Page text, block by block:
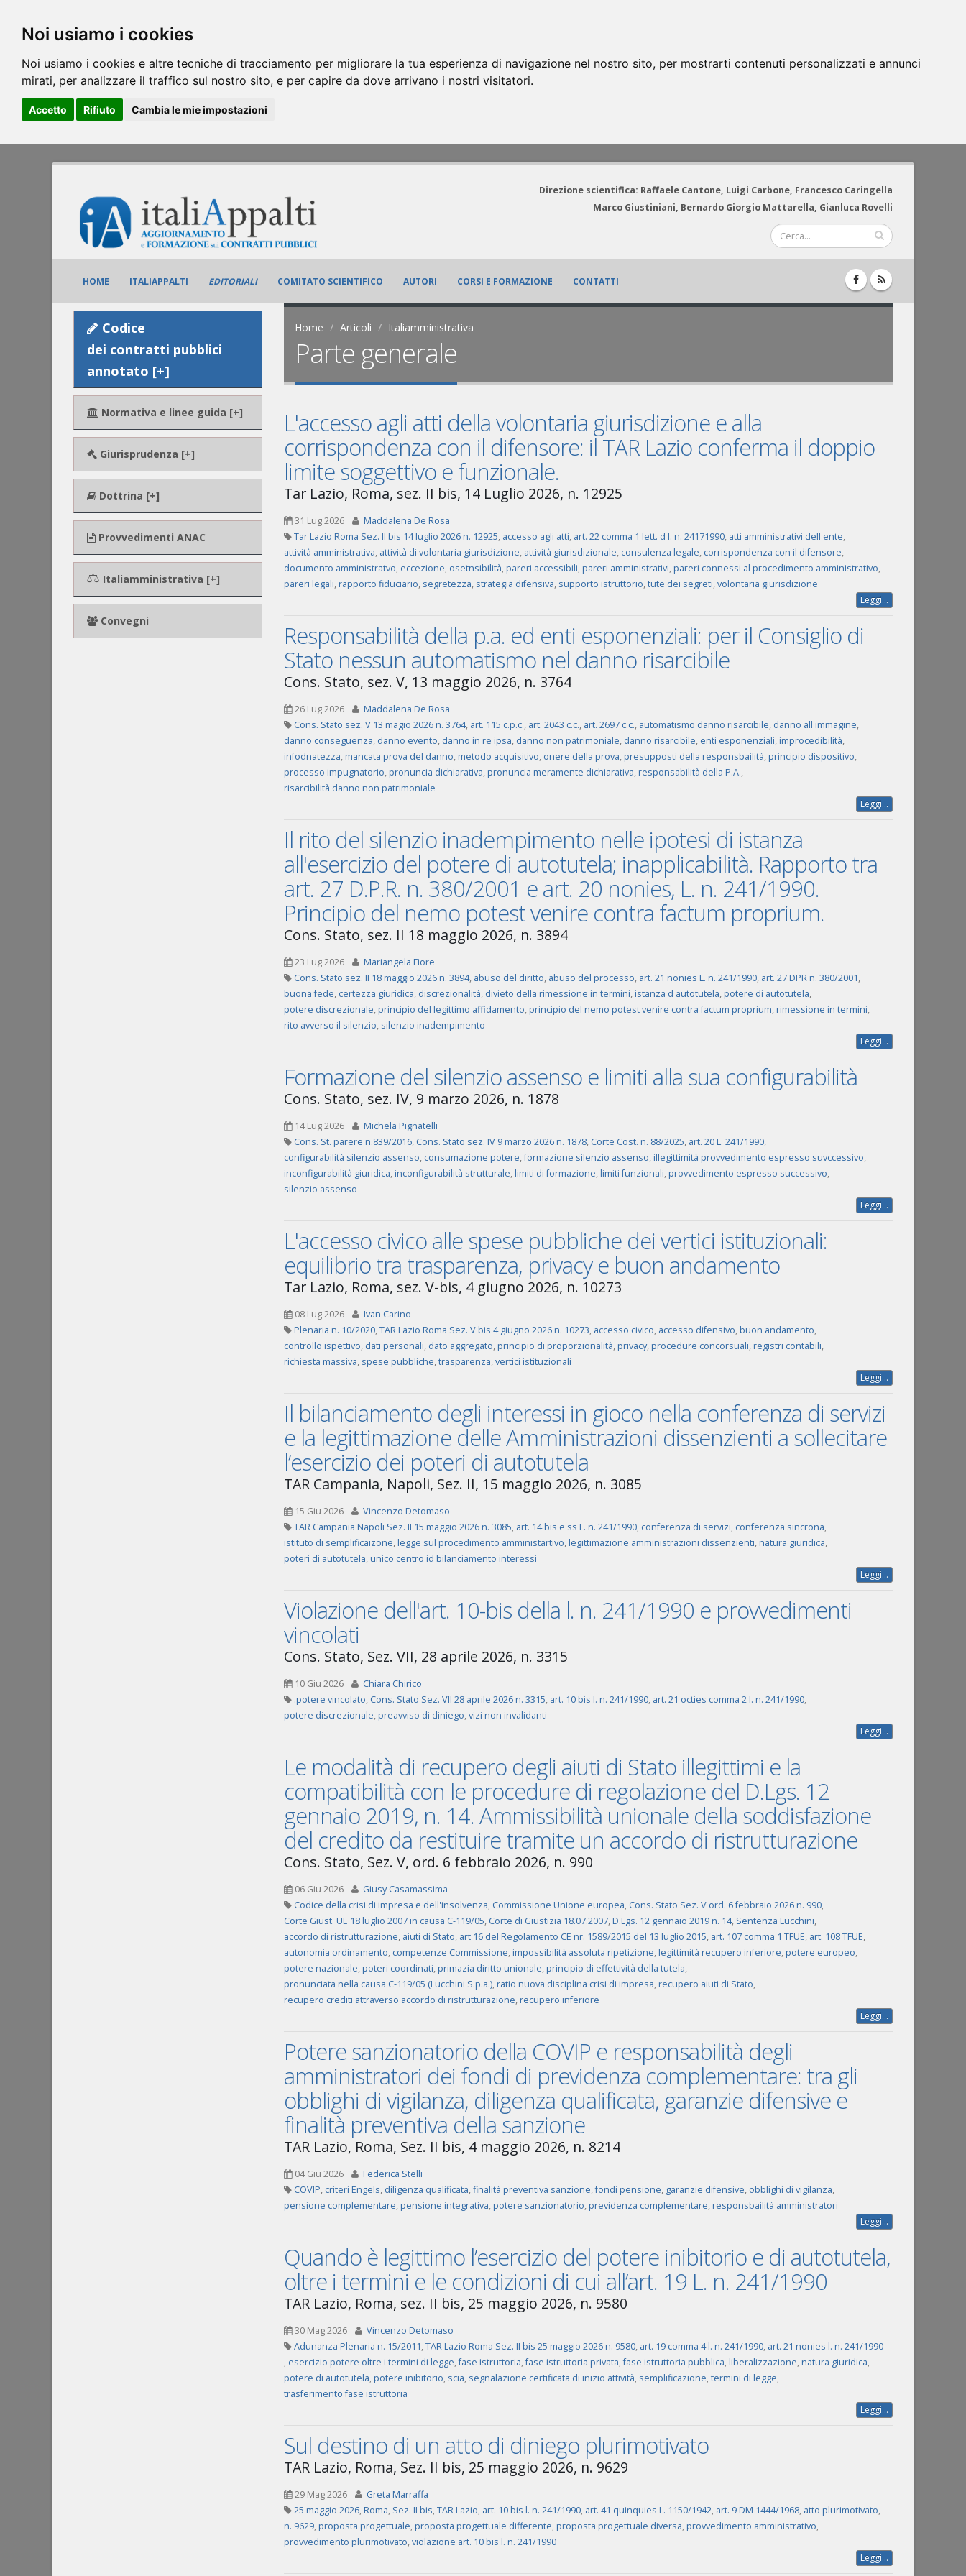
Noi usiamo i cookies
Noi usiamo i cookies e altre tecniche di tracciamento per migliorare la tua esperienza di navigazione nel nostro sito, per mostrarti contenuti personalizzati e annunci
mirati, per analizzare il traffico sul nostro sito, e per capire da dove arrivano i nostri visitatori.
Accetto Rifiuto Cambia le mie impostazioni
Direzione scientifica: Raffaele Cantone, Luigi Carbone, Francesco Caringella
Marco Giustiniani, Bernardo Giorgio Mattarella, Gianluca Rovelli
HOME ITALIAPPALTI EDITORIALI COMITATO SCIENTIFICO AUTORI CORSI E FORMAZIONE CONTATTI
Codice
dei contratti pubblici
annotato [+]
Normativa e linee guida [+]
Giurisprudenza [+]
Dottrina [+]
Provvedimenti ANAC
Italiamministrativa [+]
Convegni
Home Articoli Italiamministrativa
Parte generale
L'accesso agli atti della volontaria giurisdizione e alla
corrispondenza con il difensore: il TAR Lazio conferma il doppio
limite soggettivo e funzionale.
Tar Lazio, Roma, sez. II bis, 14 Luglio 2026, n. 12925
31 Lug 2026
Maddalena De Rosa
Tar Lazio Roma Sez. II bis 14 luglio 2026 n. 12925, accesso agli atti, art. 22 comma 1 lett. d l. n. 24171990, atti amministrativi dell'ente,
attività amministrativa, attività di volontaria giurisdizione, attività giurisdizionale, consulenza legale, corrispondenza con il difensore,
documento amministratvo, eccezione, osetnsibilità,pareri accessibili,pareri amministrativi,pareri connessi al procedimento amministrativo,
pareri legali,rapporto fiduciario, segretezza, strategia difensiva, supporto istruttorio,tute dei segreti,volontaria giurisdizione
Leggi...
Responsabilità della p.a. ed enti esponenziali: per il Consiglio di
Stato nessun automatismo nel danno risarcibile
Cons. Stato, sez. V, 13 maggio 2026, n. 3764
26 Lug 2026
Maddalena De Rosa
Cons. Stato sez. V 13 magio 2026 n. 3764, art. 115 c.p.c., art. 2043 c.c., art. 2697 c.c., automatismo danno risarcibile, danno all'immagine,
danno conseguenza, danno evento, danno in re ipsa, danno non patrimoniale, danno risarcibile, enti esponenziali,improcedibilità,
infodnatezza,mancata prova del danno,metodo acquisitivo, onere della prova,presupposti della responsbailità,principio dispositivo,
processo impugnatorio,pronuncia dichiarativa,pronuncia meramente dichiarativa,responsabilità della P.A.,
risarcibilità danno non patrimoniale
Leggi...
Il rito del silenzio inadempimento nelle ipotesi di istanza
all'esercizio del potere di autotutela; inapplicabilità. Rapporto tra
art. 27 D.P.R. n. 380/2001 e art. 20 nonies, L. n. 241/1990.
Principio del nemo potest venire contra factum proprium.
Cons. Stato, sez. II 18 maggio 2026, n. 3894
23 Lug 2026
Mariangela Fiore
Cons. Stato sez. II 18 maggio 2026 n. 3894, abuso del diritto, abuso del processo, art. 21 nonies L. n. 241/1990, art. 27 DPR n. 380/2001,
buona fede, certezza giuridica, discrezionalità, divieto della rimessione in termini,istanza d autotutela,potere di autotutela,
potere discrezionale,principio del legittimo affidamento,principio del nemo potest venire contra factum proprium,rimessione in termini,
rito avverso il silenzio, silenzio inadempimento
Leggi...
Formazione del silenzio assenso e limiti alla sua configurabilità
Cons. Stato, sez. IV, 9 marzo 2026, n. 1878
14 Lug 2026
Michela Pignatelli
Cons. St. parere n.839/2016, Cons. Stato sez. IV 9 marzo 2026 n. 1878, Corte Cost. n. 88/2025, art. 20 L. 241/1990,
configurabilità silenzio assenso, consumazione potere,formazione silenzio assenso,illegittimità provvedimento espresso suvccessivo,
inconfigurabilità giuridica,inconfigurabilità strutturale,limiti di formazione,limiti funzionali,provvedimento espresso successivo,
silenzio assenso
Leggi...
L'accesso civico alle spese pubbliche dei vertici istituzionali:
equilibrio tra trasparenza, privacy e buon andamento
Tar Lazio, Roma, sez. V-bis, 4 giugno 2026, n. 10273
08 Lug 2026
Ivan Carino
Plenaria n. 10/2020,TAR Lazio Roma Sez. V bis 4 giugno 2026 n. 10273, accesso civico, accesso difensivo,buon andamento,
controllo ispettivo, dati personali, dato aggregato,principio di proporzionalità,privacy,procedure concorsuali,registri contabili,
richiesta massiva, spese pubbliche,trasparenza,vertici istituzionali
Leggi...
Il bilanciamento degli interessi in gioco nella conferenza di servizi
e la legittimazione delle Amministrazioni dissenzienti a sollecitare
l’esercizio dei poteri di autotutela
TAR Campania, Napoli, Sez. II, 15 maggio 2026, n. 3085
15 Giu 2026
Vincenzo Detomaso
TAR Campania Napoli Sez. II 15 maggio 2026 n. 3085, art. 14 bis e ss L. n. 241/1990, conferenza di servizi, conferenza sincrona,
istituto di semplificaizone,legge sul procedimento amministartivo,legittimazione amministrazioni dissenzienti,natura giuridica,
poteri di autotutela,unico centro id bilanciamento interessi
Leggi...
Violazione dell'art. 10-bis della l. n. 241/1990 e provvedimenti
vincolati
Cons. Stato, Sez. VII, 28 aprile 2026, n. 3315
10 Giu 2026
Chiara Chirico
.potere vincolato, Cons. Stato Sez. VII 28 aprile 2026 n. 3315, art. 10 bis l. n. 241/1990, art. 21 octies comma 2 l. n. 241/1990,
potere discrezionale,preavviso di diniego,vizi non invalidanti
Leggi...
Le modalità di recupero degli aiuti di Stato illegittimi e la
compatibilità con le procedure di regolazione del D.Lgs. 12
gennaio 2019, n. 14. Ammissibilità unionale della soddisfazione
del credito da restituire tramite un accordo di ristrutturazione
Cons. Stato, Sez. V, ord. 6 febbraio 2026, n. 990
06 Giu 2026
Giusy Casamassima
Codice della crisi di impresa e dell'insolvenza, Commissione Unione europea, Cons. Stato Sez. V ord. 6 febbraio 2026 n. 990,
Corte Giust. UE 18 luglio 2007 in causa C-119/05, Corte di Giustizia 18.07.2007,D.Lgs. 12 gennaio 2019 n. 14, Sentenza Lucchini,
accordo di ristrutturazione, aiuti di Stato, art 16 del Regolamento CE nr. 1589/2015 del 13 luglio 2015, art. 107 comma 1 TFUE, art. 108 TFUE,
autonomia ordinamento, competenze Commissione,impossibilità assoluta ripetizione,legittimità recupero inferiore,potere europeo,
potere nazionale,poteri coordinati,primazia diritto unionale,principio di effettività della tutela,
pronunciata nella causa C-119/05 (Lucchini S.p.a.),ratio nuova disciplina crisi di impresa,recupero aiuti di Stato,
recupero crediti attraverso accordo di ristrutturazione,recupero inferiore
Leggi...
Potere sanzionatorio della COVIP e responsabilità degli
amministratori dei fondi di previdenza complementare: tra gli
obblighi di vigilanza, diligenza qualificata, garanzie difensive e
finalità preventiva della sanzione
TAR Lazio, Roma, Sez. II bis, 4 maggio 2026, n. 8214
04 Giu 2026
Federica Stelli
COVIP, criteri Engels, diligenza qualificata,finalità preventiva sanzione,fondi pensione, garanzie difensive, obblighi di vigilanza,
pensione complementare,pensione integrativa,potere sanzionatorio,previdenza complementare,responsbailità amministratori
Leggi...
Quando è legittimo l’esercizio del potere inibitorio e di autotutela,
oltre i termini e le condizioni di cui all’art. 19 L. n. 241/1990
TAR Lazio, Roma, sez. II bis, 25 maggio 2026, n. 9580
30 Mag 2026
Vincenzo Detomaso
Adunanza Plenaria n. 15/2011,TAR Lazio Roma Sez. II bis 25 maggio 2026 n. 9580, art. 19 comma 4 l. n. 241/1990, art. 21 nonies l. n. 241/1990
, esercizio potere oltre i termini di legge,fase istruttoria,fase istruttoria privata,fase istruttoria pubblica,liberalizzazione,natura giuridica,
potere di autotutela,potere inibitorio, scia, segnalazione certificata di inizio attività, semplificazione,termini di legge,
trasferimento fase istruttoria
Leggi...
Sul destino di un atto di diniego plurimotivato
TAR Lazio, Roma, Sez. II bis, 25 maggio 2026, n. 9629
29 Mag 2026
Greta Marraffa
25 maggio 2026,Roma, Sez. II bis,TAR Lazio, art. 10 bis l. n. 241/1990, art. 41 quinquies L. 1150/1942, art. 9 DM 1444/1968, atto plurimotivato,
n. 9629,proposta progettuale,proposta progettuale differente,proposta progettuale diversa,provvedimento amministrativo,
provvedimento plurimotivato,violazione art. 10 bis l. n. 241/1990
Leggi...